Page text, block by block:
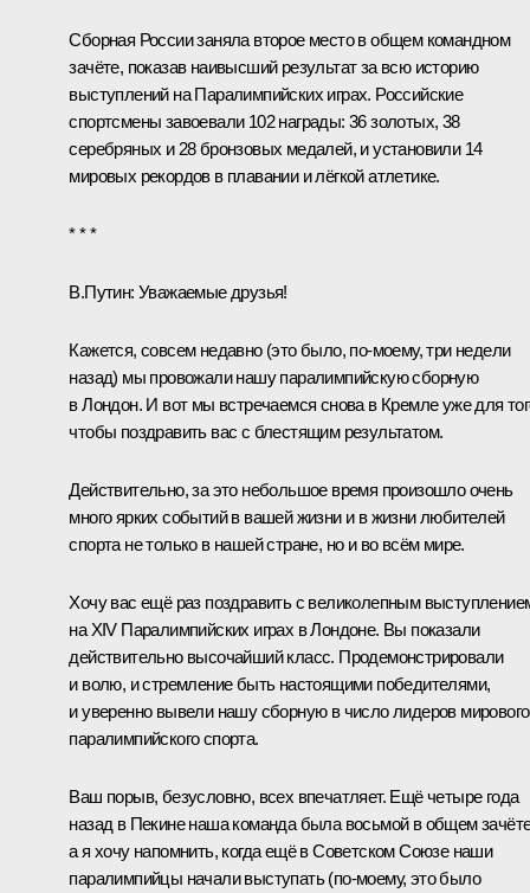
Сборная России заняла второе место в общем командном
зачёте, показав наивысший результат за всю историю
выступлений на Паралимпийских играх. Российские
спортсмены завоевали 102 награды: 36 золотых, 38
серебряных и 28 бронзовых медалей, и установили 14
мировых рекордов в плавании и лёгкой атлетике.
* * *
В.Путин: Уважаемые друзья!
Кажется, совсем недавно (это было, по‑моему, три недели
назад) мы провожалинашу паралимпийскую сборную
в Лондон. И вот мы встречаемся снова в Кремле уже для
чтобы поздравить вас с блестящим результатом.
Действительно, за это небольшое время произошло очень
много ярких событий в вашей жизни и в жизни любителей
спорта не только в нашей стране, но и во всём мире.
Хочу вас ещё раз поздравить с великолепным
на XIV Паралимпийских играх в Лондоне. Вы показали
действительно высочайший класс. Продемонстрировали
и волю, и стремление быть настоящими победителями,
и уверенно вывели нашу сборную в число лидеров мирового
паралимпийского спорта.
Ваш порыв, безусловно, всех впечатляет. Ещё четыре года
назад в Пекине наша команда была восьмой в общем
а я хочу напомнить, когда ещё в Советском Союзе наши
паралимпийцы начали выступать (по‑моему, это было